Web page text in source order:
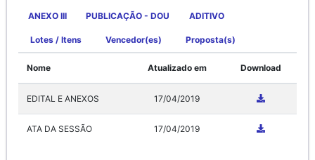
ANEXO III PUBLICAÇÃO - DOU ADITIVO
Lotes / Itens Vencedor(es) Proposta(s)
Nome Atualizado em Download
EDITAL E ANEXOS 17/04/2019
ATA DA SESSÃO 17/04/2019